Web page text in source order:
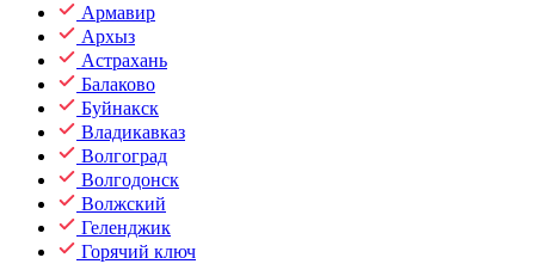
Армавир
Архыз
Астрахань
Балаково
Буйнакск
Владикавказ
Волгоград
Волгодонск
Волжский
Геленджик
Горячий ключ